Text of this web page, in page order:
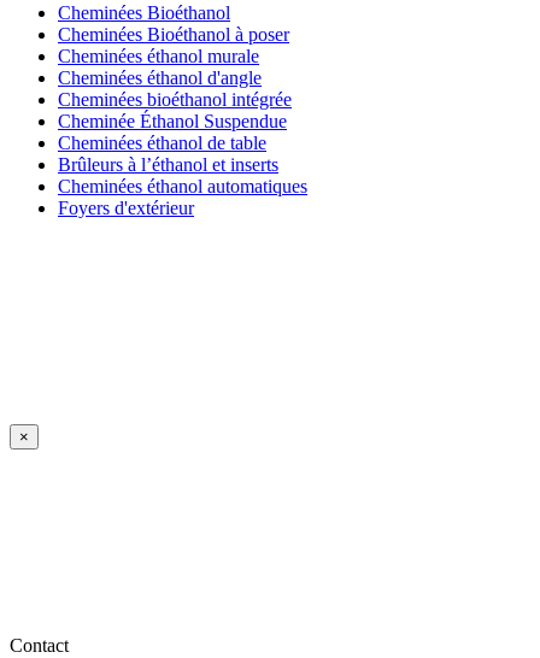
Cheminées Bioéthanol
Cheminées Bioéthanol à poser
Cheminées éthanol murale
Cheminées éthanol d'angle
Cheminées bioéthanol intégrée
Cheminée Éthanol Suspendue
Cheminées éthanol de table
Brûleurs à l’éthanol et inserts
Cheminées éthanol automatiques
Foyers d'extérieur
×
Contact